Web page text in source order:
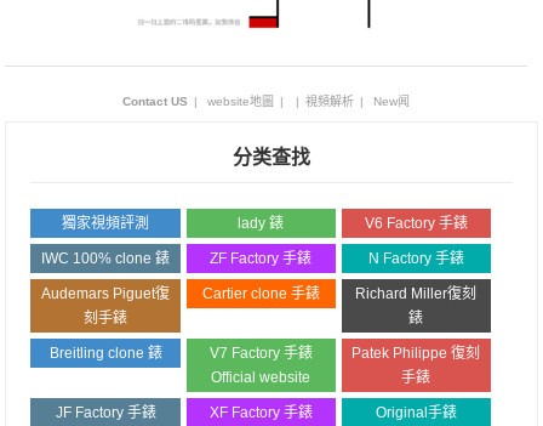
Contact US | website地圖 | | 視頻解析 | New闻
分类查找
獨家視頻評測 lady 錶 V6 Factory 手錶
IWC 100% clone 錶 ZF Factory 手錶 N Factory 手錶
Audemars Piguet復
刻手錶
Cartier clone 手錶
Richard Miller復刻
錶
Breitling clone 錶
V7 Factory 手錶
Official website
Patek Philippe 復刻
手錶
JF Factory 手錶 XF Factory 手錶 Original手錶